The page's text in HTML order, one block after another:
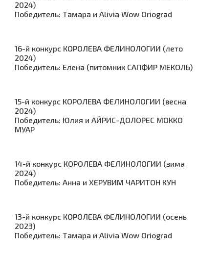
2024)
Победитель: Тамара и Alivia Wow Oriograd
16-й конкурс КОРОЛЕВА ФЕЛИНОЛОГИИ (лето
2024)
Победитель: Елена (питомник САПФИР МЕКОЛЬ)
15-й конкурс КОРОЛЕВА ФЕЛИНОЛОГИИ (весна
2024)
Победитель: Юлия и АЙРИС-ДОЛОРЕС МОККО
МУАР
14-й конкурс КОРОЛЕВА ФЕЛИНОЛОГИИ (зима
2024)
Победитель: Анна и ХЕРУВИМ ЧАРИТОН КУН
13-й конкурс КОРОЛЕВА ФЕЛИНОЛОГИИ (осень
2023)
Победитель: Тамара и Alivia Wow Oriograd